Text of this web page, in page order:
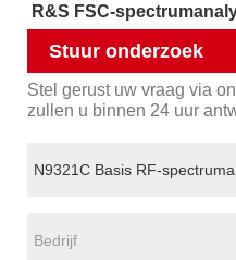
R&S FSC-
Stuur onderzoek
Stel gerust uw vraag via
zullen u binnen 24 uur